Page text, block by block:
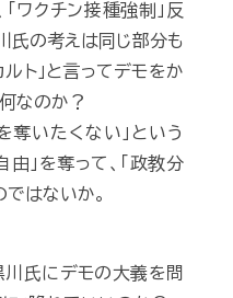
ワクチン接種強制」反
氏の考えは同じ部分も
ト」と言ってデモをか
なのか？
いたくない」という
」を奪って、「政教分
はないか。
氏にデモの大義を問